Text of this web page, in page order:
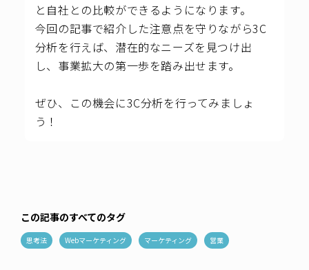
と自社との比較ができるようになります。
今回の記事で紹介した注意点を守りながら3C
分析を行えば、潜在的なニーズを見つけ出
し、事業拡大の第一歩を踏み出せます。
ぜひ、この機会に3C分析を行ってみましょ
う！
この記事のすべてのタグ
思考法 Webマーケティング マーケティング 営業